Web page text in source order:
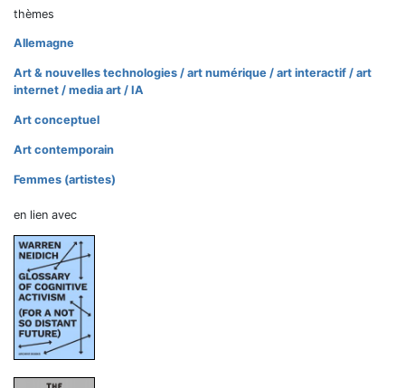
thèmes
Allemagne
Art & nouvelles technologies / art numérique / art interactif / art
internet / media art / IA
Art conceptuel
Art contemporain
Femmes (artistes)
en lien avec